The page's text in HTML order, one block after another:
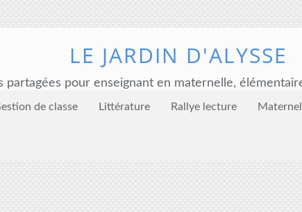
LE JARDIN D'ALYSSE
partagées pour enseignant en maternelle,
de classe Littérature Rallye lecture